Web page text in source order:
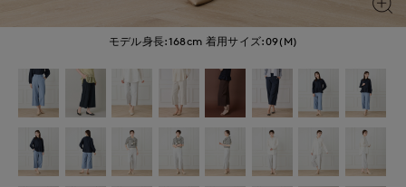
モデル身長:168cm 着用サイズ:09(M)